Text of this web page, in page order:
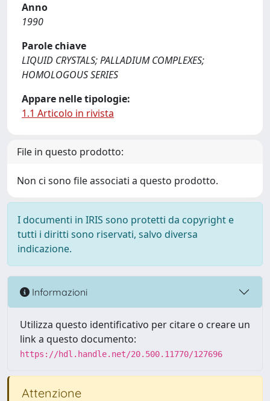
Anno
1990
Parole chiave
LIQUID CRYSTALS; PALLADIUM COMPLEXES;
HOMOLOGOUS SERIES
Appare nelle tipologie:
1.1 Articolo in rivista
File in questo prodotto:
Non ci sono file associati a questo prodotto.
I documenti in IRIS sono protetti da copyright e
tutti i diritti sono riservati, salvo diversa
indicazione.
Informazioni
Utilizza questo identificativo per citare o creare un
link a questo documento:
https://hdl.handle.net/20.500.11770/127696
Attenzione